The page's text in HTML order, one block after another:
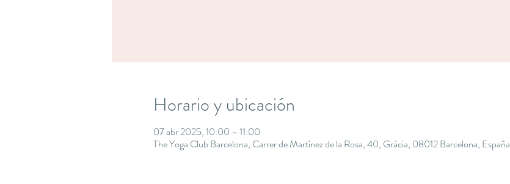
Horario y ubicación
07 abr 2025, 10:00 – 11:00
The Yoga Club Barcelona, Carrer de Martínez de la Rosa, 40, Gràcia, 08012 Barcelona, España